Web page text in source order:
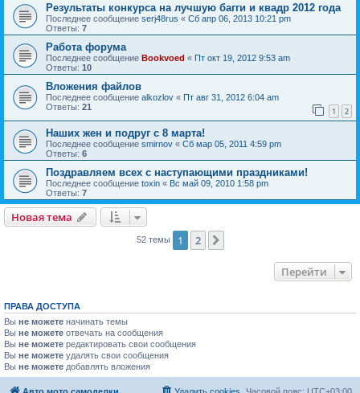
Результаты конкурса на лучшую багги и квадр 2012 года
Последнее сообщение serj48rus « Сб апр 06, 2013 10:21 pm
Ответы: 7
Работа форума
Последнее сообщение Bookvoed « Пт окт 19, 2012 9:53 am
Ответы: 10
Вложения файлов
Последнее сообщение alkozlov « Пт авг 31, 2012 6:04 am
Ответы: 21 1 2
Наших жен и подруг с 8 марта!
Последнее сообщение smirnov « Сб мар 05, 2011 4:59 pm
Ответы: 6
Поздравляем всех с наступающими праздниками!
Последнее сообщение toxin « Вс май 09, 2010 1:58 pm
Ответы: 7
Новая тема
52 темы 1 2
Перейти
ПРАВА ДОСТУПА
Вы не можете начинать темы
Вы не можете отвечать на сообщения
Вы не можете редактировать свои сообщения
Вы не можете удалять свои сообщения
Вы не можете добавлять вложения